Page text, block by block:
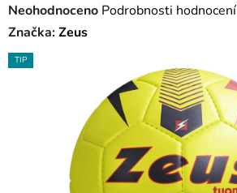
Průměrné
hodnocení
produktu
hvězdiček.
Neohodnoceno Podrobnosti hodnocení
Značka:Zeus
TIP